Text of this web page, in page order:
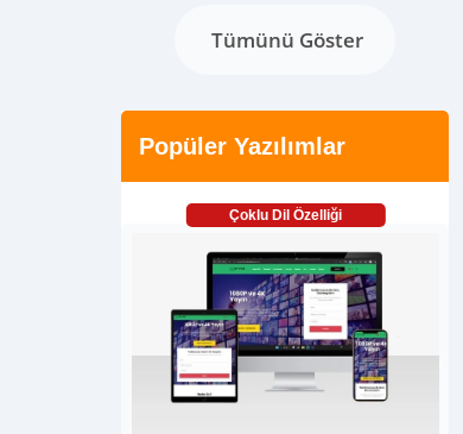
Tümünü Göster
Popüler Yazılımlar
Çoklu Dil Özelliği